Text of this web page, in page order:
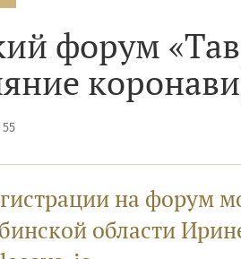
форум
на форум
области